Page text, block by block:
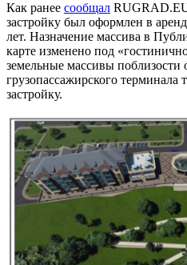
Как ранее сообщал
застройку был оформлен в
лет. Назначение массива в
карте изменено под
земельные массивы поблизости
грузопассажирского
застройку.